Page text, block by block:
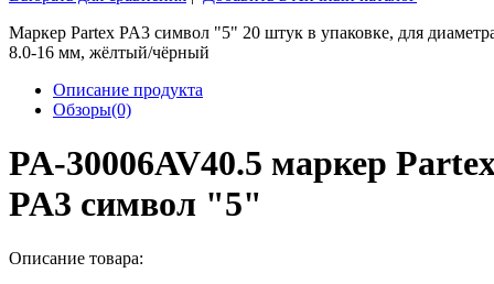
Маркер Partex PA3 символ "5" 20 штук в упаковке, для
8.0-16 мм, жёлтый/чёрный
Описание продукта
Обзоры(0)
PA-30006AV40.5 маркер
PA3 символ "5"
Описание товара: